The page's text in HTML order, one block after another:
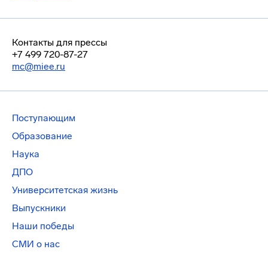
Контакты для прессы
+7 499 720-87-27
mc@miee.ru
Поступающим
Образование
Наука
ДПО
Университетская жизнь
Выпускники
Наши победы
СМИ о нас